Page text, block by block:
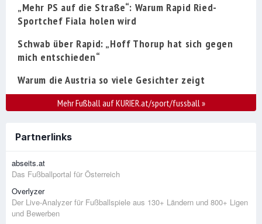
„Mehr PS auf die Straße“: Warum Rapid Ried-
Sportchef Fiala holen wird
Schwab über Rapid: „Hoff Thorup hat sich gegen
mich entschieden“
Warum die Austria so viele Gesichter zeigt
Mehr Fußball auf KURIER.at/sport/fussball»
Partnerlinks
abseits.at
Das Fußballportal für Österreich
Overlyzer
Der Live-Analyzer für Fußballspiele aus 130+ Ländern und 800+ Ligen
und Bewerben